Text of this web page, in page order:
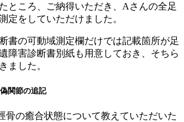
ところ、ご納得いただき、Aさんの全足
定をしていただけました。
書の可動域測定欄だけでは記載箇所が足
障害診断書別紙も用意しておき、そちら
ました。
関節の追記
骨の癒合状態について教えていただいた